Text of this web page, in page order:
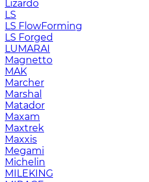
Lizardo
LS
LS FlowForming
LS Forged
LUMARAI
Magnetto
MAK
Marcher
Marshal
Matador
Maxam
Maxtrek
Maxxis
Megami
Michelin
MILEKING